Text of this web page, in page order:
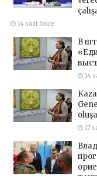
14 saat önce
В
14
17